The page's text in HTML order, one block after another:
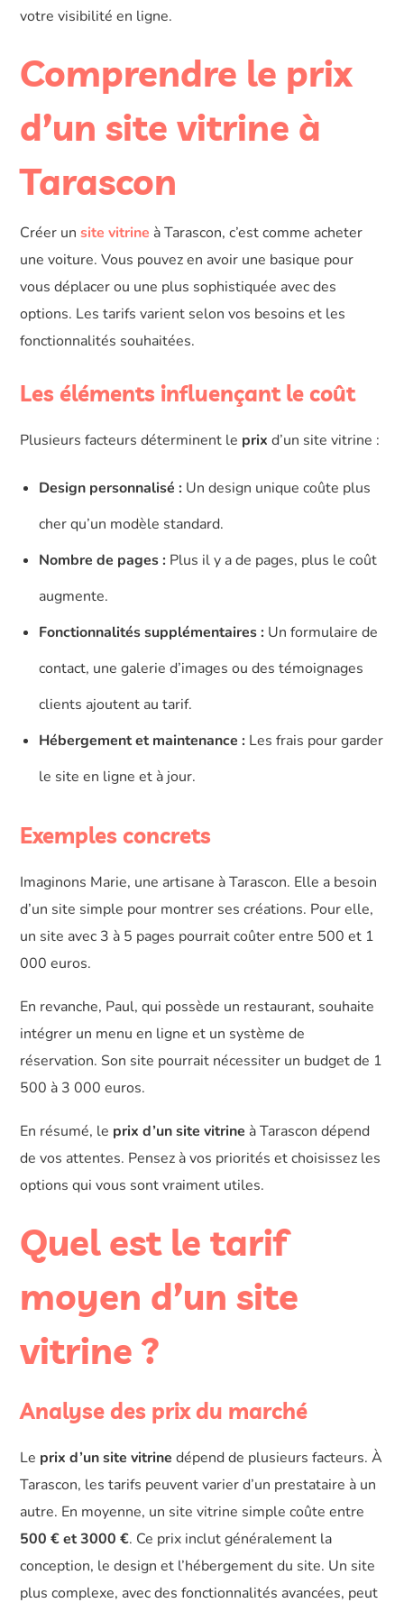
votre visibilité en ligne.
Comprendre le prix
d’un site vitrine à
Tarascon
Créer unsite vitrine à Tarascon, c’est comme acheter
une voiture. Vous pouvez en avoir une basique pour
vous déplacer ou une plus sophistiquée avec des
options. Les tarifs varient selon vos besoins et les
fonctionnalités souhaitées.
Les éléments influençant le coût
Plusieurs facteurs déterminent le prix d’un site vitrine :
Design personnalisé : Un design unique coûte plus
cher qu’un modèle standard.
Nombre de pages : Plus il y a de pages, plus le coût
augmente.
Fonctionnalités supplémentaires : Un formulaire de
contact, une galerie d’images ou des témoignages
clients ajoutent au tarif.
Hébergement et maintenance : Les frais pour garder
le site en ligne et à jour.
Exemples concrets
Imaginons Marie, une artisane à Tarascon. Elle a besoin
d’un site simple pour montrer ses créations. Pour elle,
un site avec 3 à 5 pages pourrait coûter entre 500 et 1
000 euros.
En revanche, Paul, qui possède un restaurant, souhaite
intégrer un menu en ligne et un système de
réservation. Son site pourrait nécessiter un budget de 1
500 à 3 000 euros.
En résumé, le prix d’un site vitrine à Tarascon dépend
de vos attentes. Pensez à vos priorités et choisissez les
options qui vous sont vraiment utiles.
Quel est le tarif
moyen d’un site
vitrine ?
Analyse des prix du marché
Le prix d’un site vitrine dépend de plusieurs facteurs. À
Tarascon, les tarifs peuvent varier d’un prestataire à un
autre. En moyenne, un site vitrine simple coûte entre
500 € et 3000 €. Ce prix inclut généralement la
conception, le design et l’hébergement du site. Un site
plus complexe, avec des fonctionnalités avancées, peut